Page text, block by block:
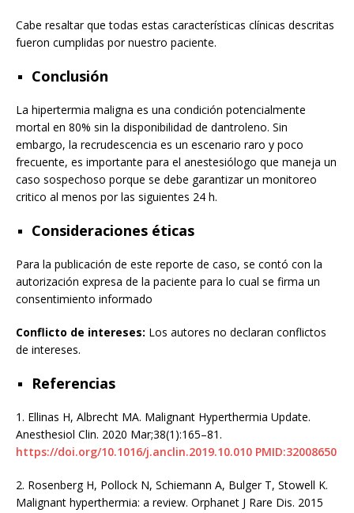
Cabe resaltar que todas estas características clínicas descritas
fueron cumplidas por nuestro paciente.
Conclusión
La hipertermia maligna es una condición potencialmente
mortal en 80% sin la disponibilidad de dantroleno. Sin
embargo, la recrudescencia es un escenario raro y poco
frecuente, es importante para el anestesiólogo que maneja un
caso sospechoso porque se debe garantizar un monitoreo
critico al menos por las siguientes 24 h.
Consideraciones éticas
Para la publicación de este reporte de caso, se contó con la
autorización expresa de la paciente para lo cual se firma un
consentimiento informado
Conflicto de intereses: Los autores no declaran conflictos
de intereses.
Referencias
1. Ellinas H, Albrecht MA. Malignant Hyperthermia Update.
Anesthesiol Clin. 2020 Mar;38(1):165–81.
https://doi.org/10.1016/j.anclin.2019.10.010 PMID:32008650
2. Rosenberg H, Pollock N, Schiemann A, Bulger T, Stowell K.
Malignant hyperthermia: a review. Orphanet J Rare Dis. 2015